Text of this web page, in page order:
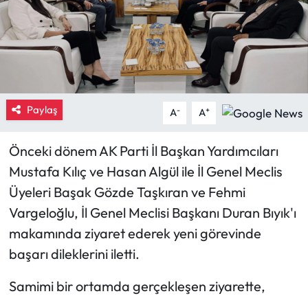
Paylaş A- A+
Önceki dönem AK Parti İl Başkan Yardımcıları
Mustafa Kılıç ve Hasan Algül ile İl Genel Meclis
Üyeleri Başak Gözde Taşkıran ve Fehmi
Vargeloğlu, İl Genel Meclisi Başkanı Duran Bıyık'ı
makamında ziyaret ederek yeni görevinde
başarı dileklerini iletti.
Samimi bir ortamda gerçekleşen ziyarette,
Ekonomi
Güncel
İskilip Haberleri
Kimdir?
Kültür Sanat
Laçin Haberleri